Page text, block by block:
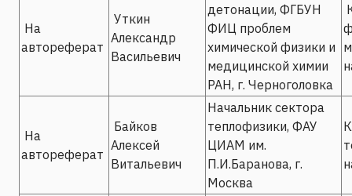
На
автореферат
Уткин
Александр
Васильевич
детонации, ФГБУН
ФИЦ проблем
химической физики и
медицинской химии
РАН, г. Черноголовка
На
автореферат
Байков
Алексей
Витальевич
Начальник сектора
теплофизики, ФАУ
ЦИАМ им.
П.И.Баранова, г.
Москва